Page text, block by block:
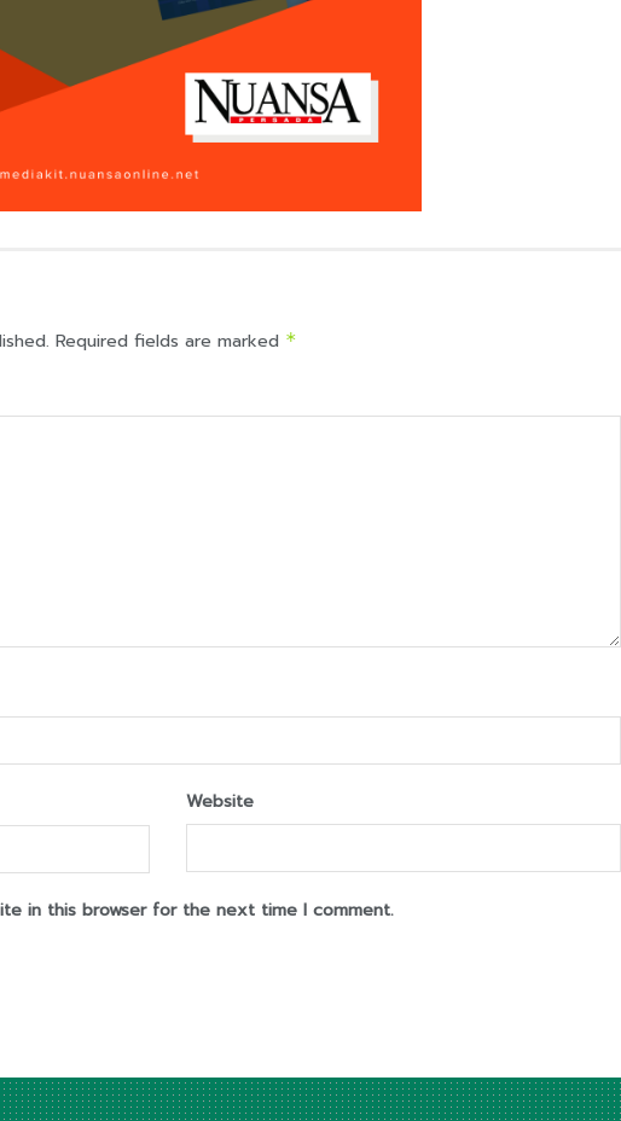
Required fields are marked *
Website
in this browser for the next time I comment.